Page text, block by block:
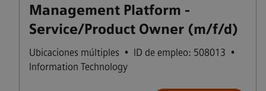
Management Platform -
Service/Product Owner (m/f/d)
Ubicaciones múltiples • ID de empleo: 508013 •
Information Technology